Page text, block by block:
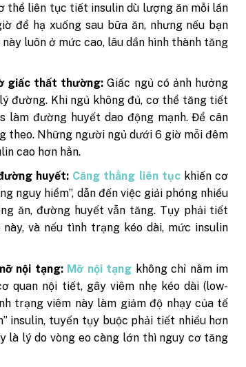
thể liên tục tiết insulin dù lượng ăn mỗi lần
để hạ xuống sau bữa ăn, nhưng nếu bạn
luôn ở mức cao, lâu dần hình thành tăng
giấc thất thường: Giấc ngủ có ảnh hưởng
đường. Khi ngủ không đủ, cơ thể tăng tiết
làm đường huyết dao động mạnh. Để cân
theo. Những người ngủ dưới 6 giờ mỗi đêm
cao hơn hẳn.
huyết: Căng thẳng liên tụckhiến cơ
nguy hiểm”, dẫn đến việc giải phóng nhiều
ăn, đường huyết vẫn tăng. Tụy phải tiết
và nếu tình trạng kéo dài, mức insulin
nội tạng: Mỡ nội tạng không chỉ nằm im
quan nội tiết, gây viêm nhẹ kéo dài (low-
trạng viêm này làm giảm độ nhạy của tế
insulin, tuyến tụy buộc phải tiết nhiều hơn
là lý do vòng eo càng lớn thì nguy cơ tăng